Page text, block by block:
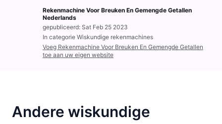
Rekenmachine Voor Breuken En Gemengde Getallen
Nederlands
gepubliceerd: Sat Feb 25 2023
In categorie Wiskundige rekenmachines
Voeg Rekenmachine Voor Breuken En Gemengde Getallen
toe aan uw eigen website
Andere wiskundige